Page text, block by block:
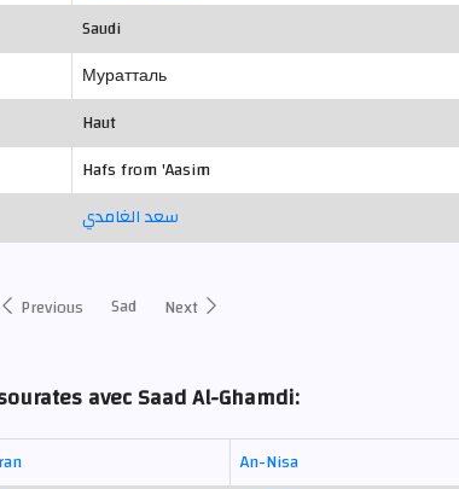
Saudi
Муратталь
Haut
Hafs from 'Aasim
سعد الغامدي
Previous Sad Next
avec Saad Al-Ghamdi:
An-Nisa